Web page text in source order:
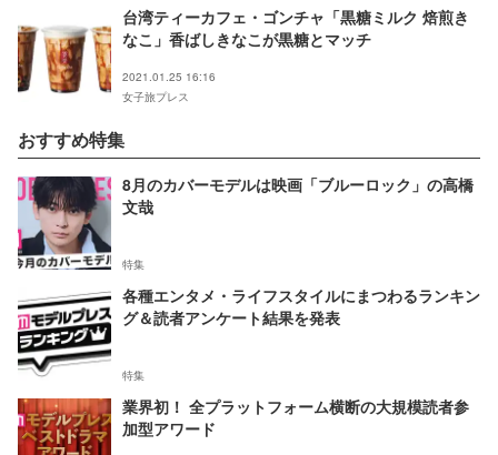
台湾ティーカフェ・ゴンチャ「黒糖ミルク 焙煎き
なこ」香ばしきなこが黒糖とマッチ
2021.01.25 16:16
女子旅プレス
おすすめ特集
8月のカバーモデルは映画「ブルーロック」の高橋
文哉
特集
各種エンタメ・ライフスタイルにまつわるランキン
グ＆読者アンケート結果を発表
特集
業界初！ 全プラットフォーム横断の大規模読者参
加型アワード